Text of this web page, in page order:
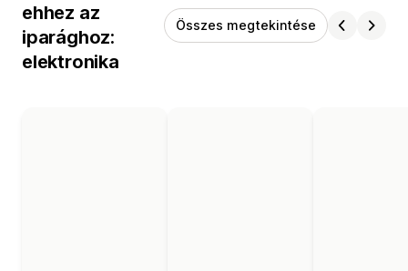
ehhez az
iparághoz:
elektronika
Összes megtekintése